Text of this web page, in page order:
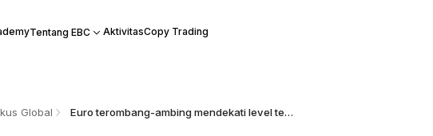
Tentang EBC AktivitasCopy Trading
Global Euro terombang-ambing mendekati level terendah dalam satu tahun pasca pidato Powell